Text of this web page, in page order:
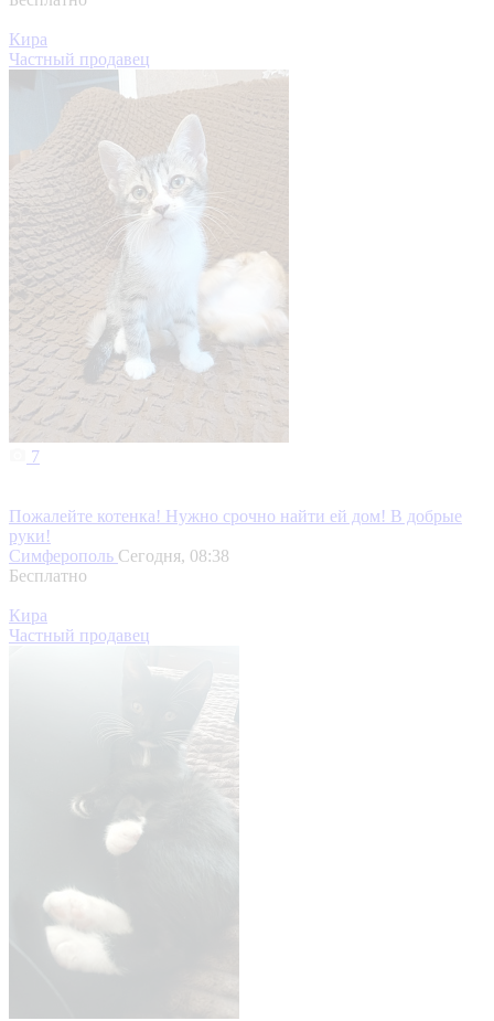
Кира
Частный продавец
7
Пожалейте котенка! Нужно срочно найти ей дом! В добрые
руки!
Симферополь Сегодня, 08:38
Бесплатно
Кира
Частный продавец